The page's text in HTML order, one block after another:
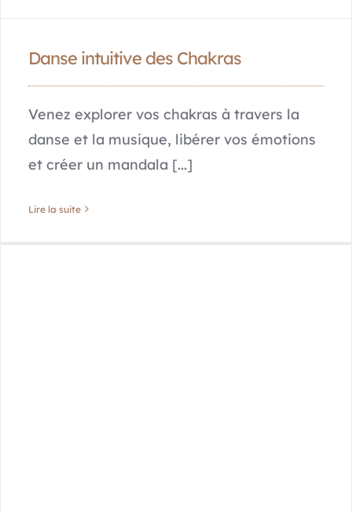
Danse intuitive des Chakras
Venez explorer vos chakras à travers la
danse et la musique, libérer vos émotions
et créer un mandala [...]
Lire la suite